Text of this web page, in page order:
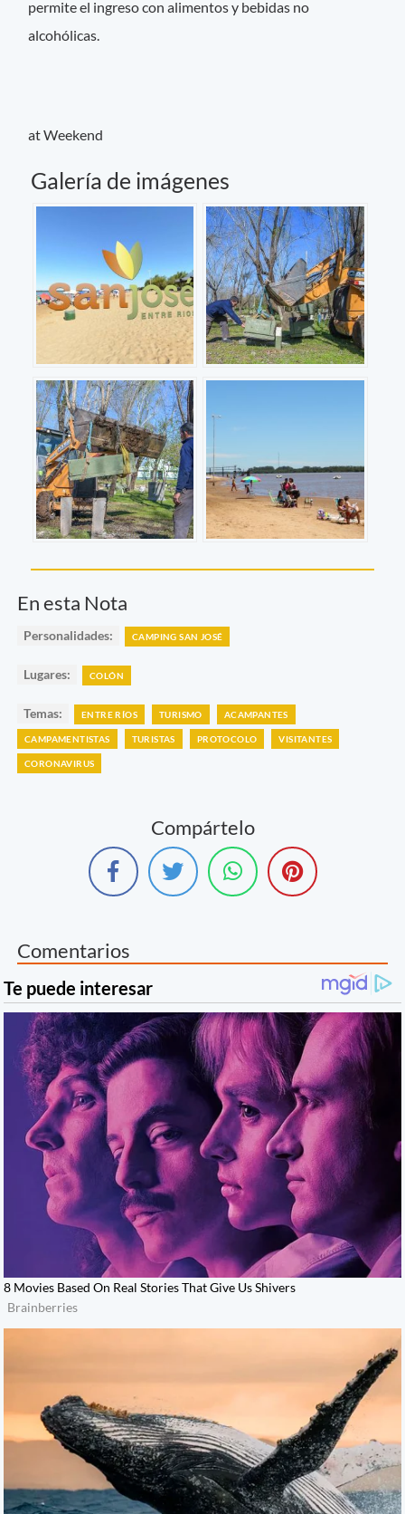
permite el ingreso con alimentos y bebidas no
alcohólicas.
at Weekend
Galería de imágenes
En esta Nota
Personalidades: CAMPING SAN JOSÉ
Lugares: COLÓN
Temas: ENTRE RÍOS TURISMO ACAMPANTES
CAMPAMENTISTAS TURISTAS PROTOCOLO VISITANTES
CORONAVIRUS
Compártelo
Comentarios